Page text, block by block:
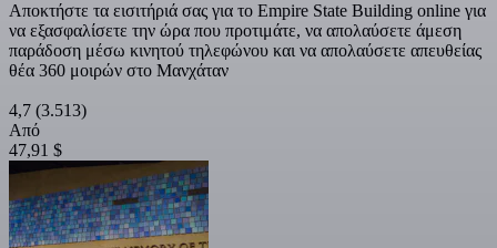
Αποκτήστε τα εισιτήριά σας για το Empire State Building online για
να εξασφαλίσετε την ώρα που προτιμάτε, να απολαύσετε άμεση
παράδοση μέσω κινητού τηλεφώνου και να απολαύσετε απευθείας
θέα 360 μοιρών στο Μανχάταν
4,7 (3.513)
Από
47,91 $